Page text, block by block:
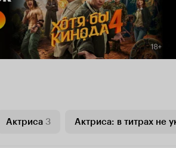
Актриса 3 Актриса: в титрах не